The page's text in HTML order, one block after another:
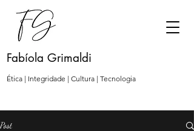
Fabíola Grimaldi
Ética | Integridade | Cultura | Tecnologia
Post